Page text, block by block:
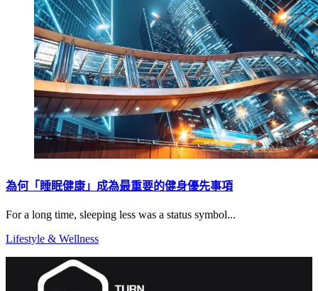
為何「睡眠健康」成為最重要的健身優先事項
For a long time, sleeping less was a status symbol...
Lifestyle & Wellness